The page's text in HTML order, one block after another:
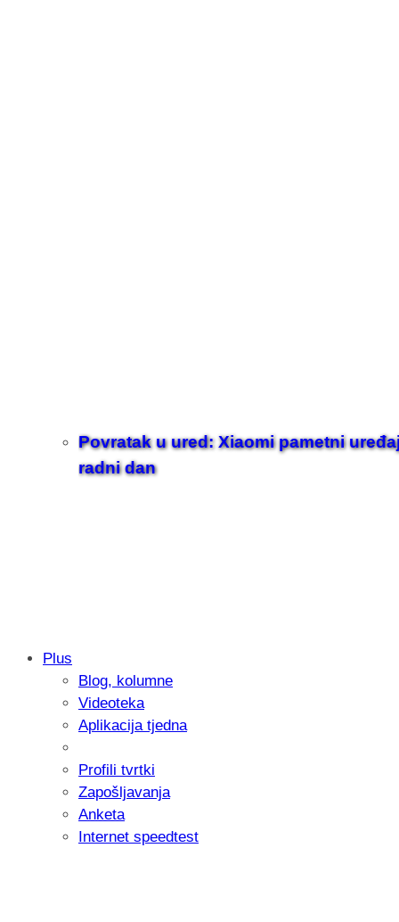
Povratak u ured: Xiaomi pametni
radni dan
Samsung otkrio kako je nastajala
donijelo tanje i izdržljivije preklopne
Plus
Blog, kolumne
Videoteka
Aplikacija tjedna
Profili tvrtki
Zapošljavanja
Anketa
Internet speedtest